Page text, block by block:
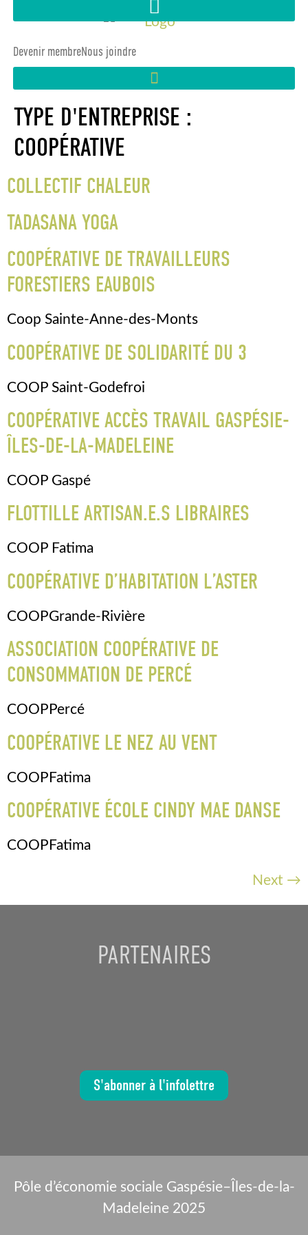
Devenir membreNous joindre
TYPE D'ENTREPRISE :
COOPÉRATIVE
COLLECTIF CHALEUR
TADASANA YOGA
COOPÉRATIVE DE TRAVAILLEURS
FORESTIERS EAUBOIS
Coop Sainte-Anne-des-Monts
COOPÉRATIVE DE SOLIDARITÉ DU 3
COOP Saint-Godefroi
COOPÉRATIVE ACCÈS TRAVAIL GASPÉSIE-
ÎLES-DE-LA-MADELEINE
COOP Gaspé
FLOTTILLE ARTISAN.E.S LIBRAIRES
COOP Fatima
COOPÉRATIVE D’HABITATION L’ASTER
COOPGrande-Rivière
ASSOCIATION COOPÉRATIVE DE
CONSOMMATION DE PERCÉ
COOPPercé
COOPÉRATIVE LE NEZ AU VENT
COOPFatima
COOPÉRATIVE ÉCOLE CINDY MAE DANSE
COOPFatima
Next →
PARTENAIRES
S'abonner à l'infolettre
Pôle d’économie sociale Gaspésie–Îles-de-la-
Madeleine 2025